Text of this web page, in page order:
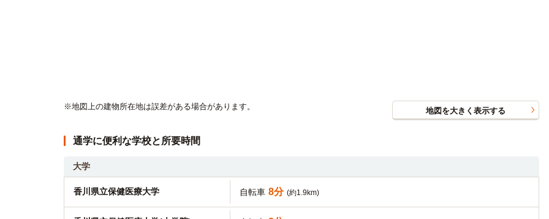
※地図上の建物所在地は誤差がある場合があります。 地図を大きく表示する
通学に便利な学校と所要時間
大学
香川県立保健医療大学 自転車 8分 (約1.9km)